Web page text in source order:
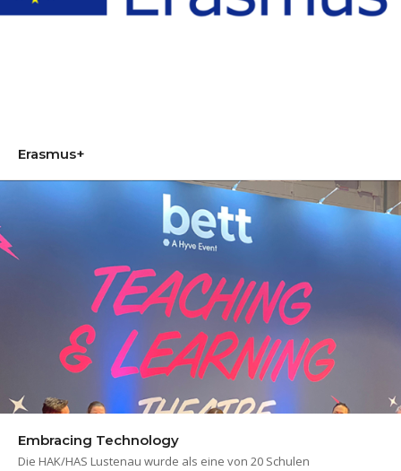
Erasmus+
Embracing Technology
Die HAK/HAS Lustenau wurde als eine von 20 Schulen